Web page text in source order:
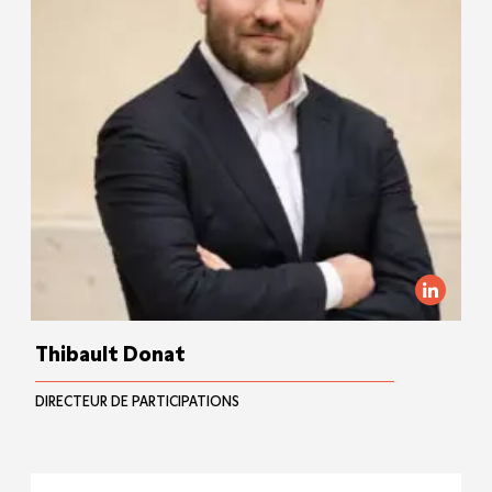
Thibault Donat
DIRECTEUR DE PARTICIPATIONS